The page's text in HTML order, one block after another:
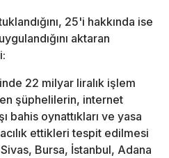
25'i hakkında ise
aktaran
22 milyar liralık işlem
şüphelilerin, internet
bahis oynattıkları ve yasa
ettikleri tespit edilmesi
Bursa, İstanbul, Adana